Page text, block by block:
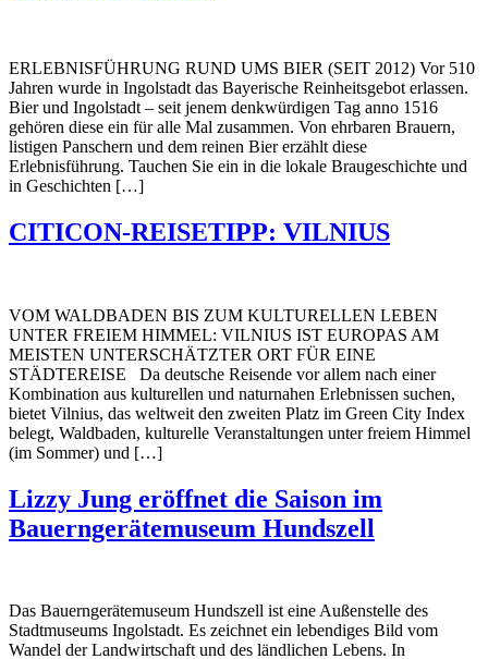
ERLEBNISFÜHRUNG RUND UMS BIER (SEIT 2012) Vor 510
Jahren wurde in Ingolstadt das Bayerische Reinheitsgebot erlassen.
Bier und Ingolstadt – seit jenem denkwürdigen Tag anno 1516
gehören diese ein für alle Mal zusammen. Von ehrbaren Brauern,
listigen Panschern und dem reinen Bier erzählt diese
Erlebnisführung. Tauchen Sie ein in die lokale Braugeschichte und
in Geschichten […]
CITICON-REISETIPP: VILNIUS
VOM WALDBADEN BIS ZUM KULTURELLEN LEBEN
UNTER FREIEM HIMMEL: VILNIUS IST EUROPAS AM
MEISTEN UNTERSCHÄTZTER ORT FÜR EINE
STÄDTEREISE Da deutsche Reisende vor allem nach einer
Kombination aus kulturellen und naturnahen Erlebnissen suchen,
bietet Vilnius, das weltweit den zweiten Platz im Green City Index
belegt, Waldbaden, kulturelle Veranstaltungen unter freiem Himmel
(im Sommer) und […]
Lizzy Jung eröffnet die Saison im
Bauerngerätemuseum Hundszell
Das Bauerngerätemuseum Hundszell ist eine Außenstelle des
Stadtmuseums Ingolstadt. Es zeichnet ein lebendiges Bild vom
Wandel der Landwirtschaft und des ländlichen Lebens. In